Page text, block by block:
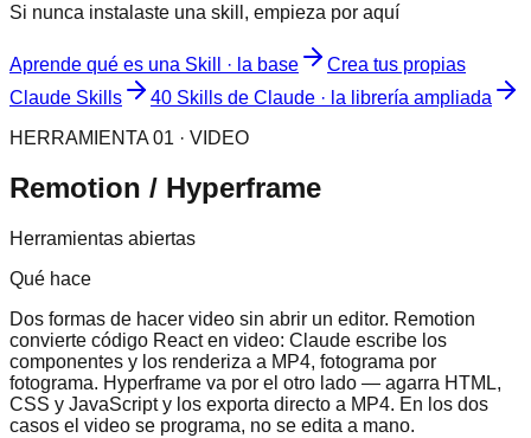
Si nunca instalaste una skill, empieza por aquí
Aprende qué es una Skill · la base
Crea tus propias
Claude Skills
40 Skills de Claude · la librería ampliada
HERRAMIENTA 01 · VIDEO
Remotion / Hyperframe
Herramientas abiertas
Qué hace
Dos formas de hacer video sin abrir un editor. Remotion
convierte código React en video: Claude escribe los
componentes y los renderiza a MP4, fotograma por
fotograma. Hyperframe va por el otro lado — agarra HTML,
CSS y JavaScript y los exporta directo a MP4. En los dos
casos el video se programa, no se edita a mano.